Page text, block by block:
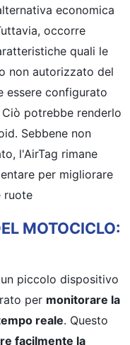
economica
occorre
quali le
non autorizzato del
essere configurato
Ciò potrebbe renderlo
Sebbene non
l'AirTag rimane
per migliorare
ruote
MOTOCICLO:
piccolo dispositivo
per monitorare la
reale. Questo
facilmente la